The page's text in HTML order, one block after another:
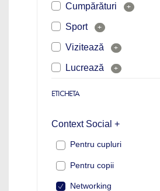
Cumpărături +
Sport +
Vizitează +
Lucrează +
ETICHETA
Context Social +
Pentru cupluri
Pentru copii
Networking